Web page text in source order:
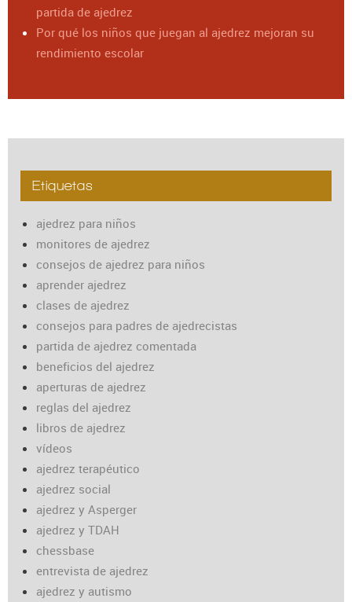
partida de ajedrez
Por qué los niños que juegan al ajedrez mejoran su
rendimiento escolar
Etiquetas
ajedrez para niños
monitores de ajedrez
consejos de ajedrez para niños
aprender ajedrez
clases de ajedrez
consejos para padres de ajedrecistas
partida de ajedrez comentada
beneficios del ajedrez
aperturas de ajedrez
reglas del ajedrez
libros de ajedrez
vídeos
ajedrez terapéutico
ajedrez social
ajedrez y Asperger
ajedrez y TDAH
chessbase
entrevista de ajedrez
ajedrez y autismo